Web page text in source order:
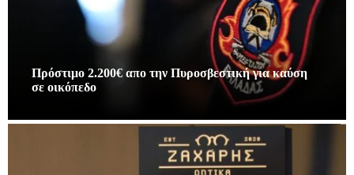
Πρόστιμο 2.200€ απο την Πυροσβεστική για καύση
σε οικόπεδο